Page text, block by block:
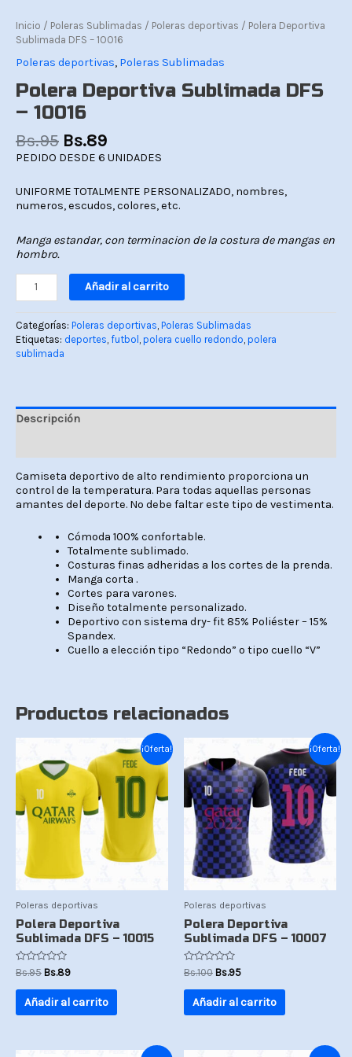
Inicio / Poleras Sublimadas / Poleras deportivas / Polera Deportiva
Sublimada DFS – 10016
Poleras deportivas, Poleras Sublimadas
Polera Deportiva Sublimada DFS
– 10016
Bs.95 Bs.89
PEDIDO DESDE 6 UNIDADES
UNIFORME TOTALMENTE PERSONALIZADO, nombres,
numeros, escudos, colores, etc.
Manga estandar, con terminacion de la costura de mangas en
hombro.
Añadir al carrito
Categorías: Poleras deportivas Poleras Sublimadas
Etiquetas: deportes futbol polera cuello redondo polera
sublimada
Descripción
Camiseta deportivo de alto rendimiento proporciona un
control de la temperatura. Para todas aquellas personas
amantes del deporte. No debe faltar este tipo de vestimenta.
Cómoda 100% confortable.
Totalmente sublimado.
Costuras finas adheridas a los cortes de la prenda.
Manga corta .
Cortes para varones.
Diseño totalmente personalizado.
Deportivo con sistema dry- fit 85% Poliéster – 15%
Spandex.
Cuello a elección tipo “Redondo” o tipo cuello “V”
Productos relacionados
¡Oferta!
Poleras deportivas
Polera Deportiva
Sublimada DFS – 10015
Valorado
con
0
Bs.95
original
era:
Bs.95.
Bs.89
precio
actual
Bs.89.
Añadir al carrito
¡Oferta!
Poleras deportivas
Polera Deportiva
Sublimada DFS – 10007
Valorado
con
0
Bs.100
precio
original
era:
Bs.100.
Bs.95
precio
actual
es:
Bs.95.
Añadir al carrito